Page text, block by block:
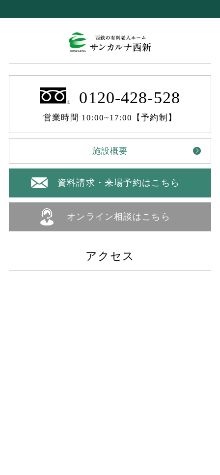
0120-428-528
営業時間 10:00~17:00【予約制】
施設概要
資料請求・来場予約はこちら
オンライン相談はこちら
アクセス